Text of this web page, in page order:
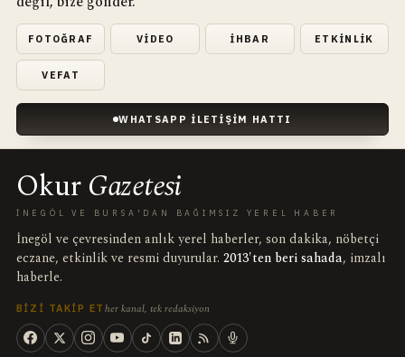
FOTOĞRAF VIDEO İHBAR ETKINLIK
VEFAT
WHATSAPP İLETIŞIM HATTI
OkurGazetesi
İNEGÖL VE BURSA'DAN BAĞIMSIZ YEREL HABER
İnegöl ve çevresinden anlık yerel haberler, son dakika, nöbetçi
eczane, etkinlik ve resmi duyurular. 2013'ten beri sahada, imzalı
haberle.
BIZI TAKIP ET her kanal, tek redaksiyon